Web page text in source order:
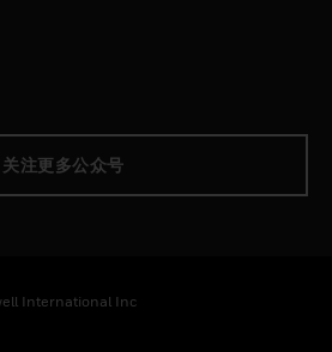
关注更多公众号
International Inc